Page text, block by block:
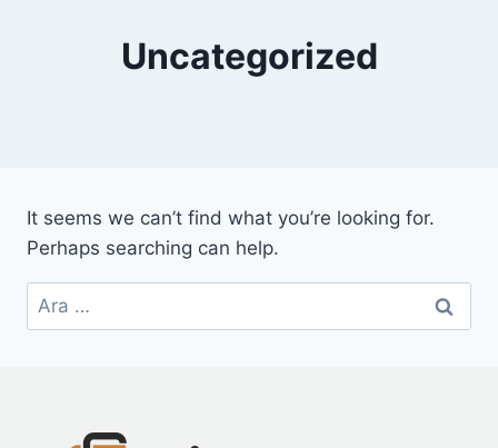
Uncategorized
It seems we can’t find what you’re looking for.
Perhaps searching can help.